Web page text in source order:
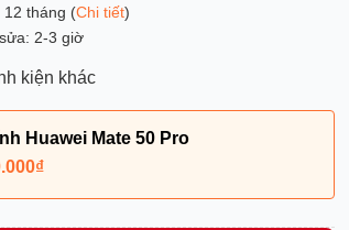
12 tháng (Chi tiết)
2-3 giờ
kiện khác
Huawei Mate 50 Pro